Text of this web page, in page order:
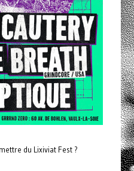
du Lixiviat Fest ?